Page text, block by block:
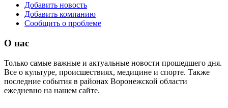
Добавить новость
Добавить компанию
Сообщить о проблеме
О нас
Только самые важные и актуальные новости прошедшего дня.
Все о культуре, происшествиях, медицине и спорте. Также
последние события в районах Воронежской области
ежедневно на нашем сайте.